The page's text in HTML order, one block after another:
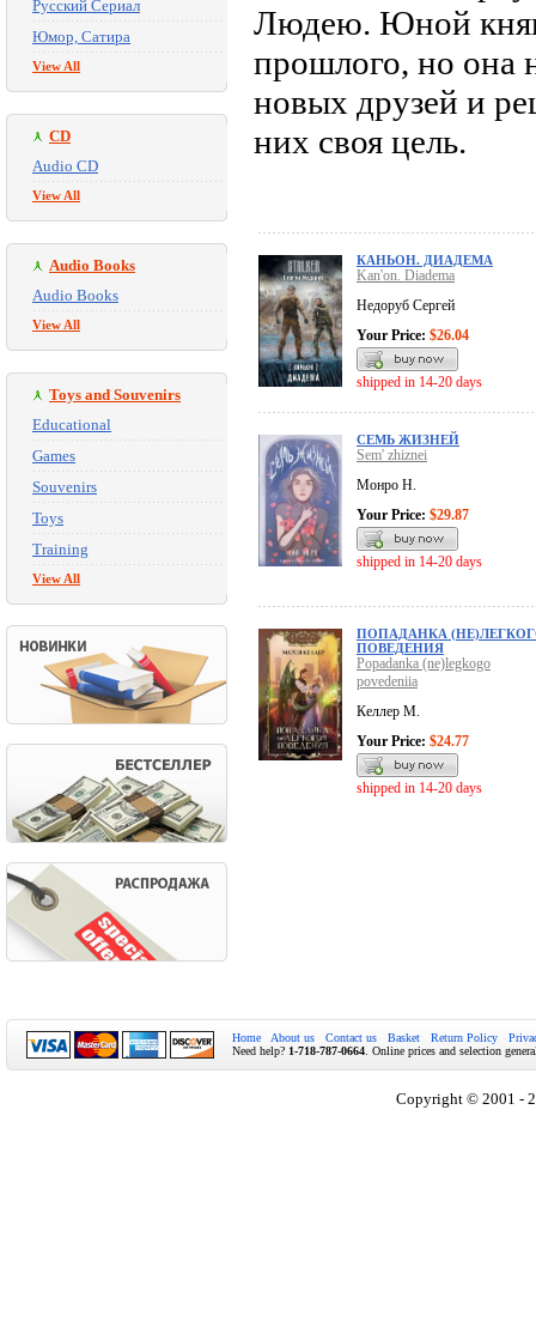
Русский Сериал
Юмор, Сатира
View All
CD
Audio CD
View All
Audio Books
Audio Books
View All
Toys and Souvenirs
Educational
Games
Souvenirs
Toys
Training
View All
Людею. Юной
прошлого, но она
новых друзей и
них своя цель.
КАНЬОН. ДИАДЕМА
Kan'on. Diadema
Недоруб Сергей
Your Price: $26.04
shipped in 14-20 days
СЕМЬ ЖИЗНЕЙ
Sem' zhiznei
Монро Н.
Your Price: $29.87
shipped in 14-20 days
ПОПАДАНКА
ПОВЕДЕНИЯ
Popadanka (ne)legkogo
povedeniia
Келлер М.
Your Price: $24.77
shipped in 14-20 days
Home About us Contact us Basket Return Policy
Need help? 1-718-787-0664 . Online prices and selection
Copyright © 2001 -